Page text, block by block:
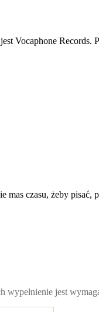
Vocaphone Records.
czasu, żeby
wypełnienie jest